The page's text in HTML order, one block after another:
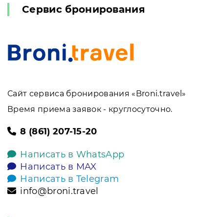
Сервис бронирования
Сайт сервиса бронирования «Broni.travel»
Время приема заявок - круглосуточно.
8 (861) 207-15-20
Написать в WhatsApp
Написать в MAX
Написать в Telegram
info@broni.travel